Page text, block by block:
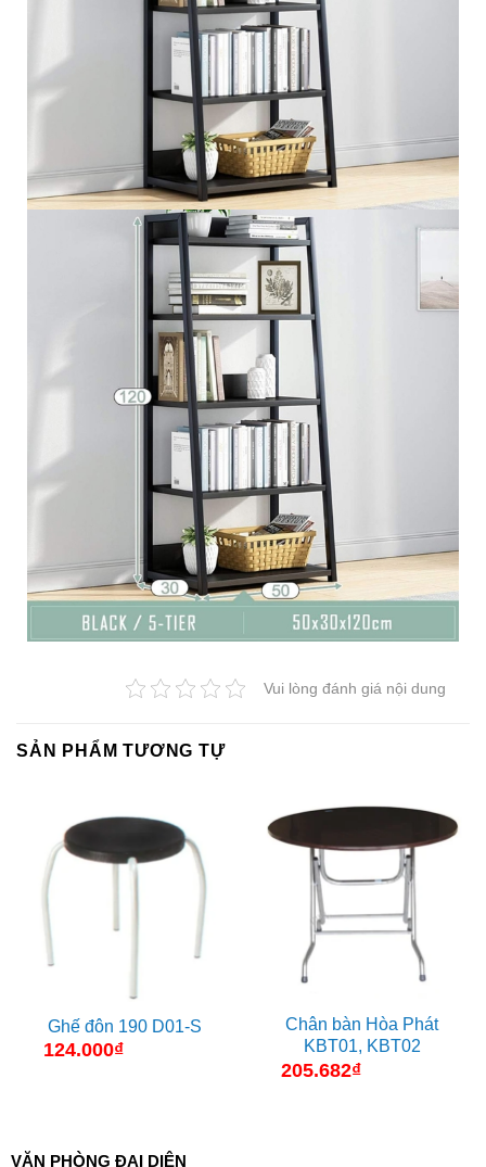
Vui lòng đánh giá nội dung
SẢN PHẨM TƯƠNG TỰ
Ghế đôn 190 D01-S
124.000₫
Chân bàn Hòa Phát
KBT01, KBT02
205.682₫
VĂN PHÒNG ĐẠI DIỆN